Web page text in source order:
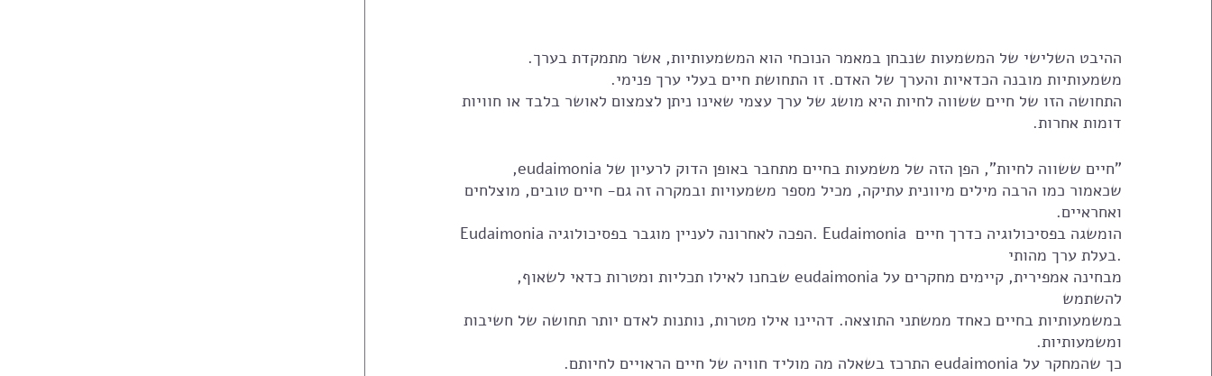
ההיבט השלישי של המשמעות שנבחן במאמר הנוכחי הוא המשמעותיות, אשר מתמקדת בערך.
משמעותיות מובנה הכדאיות והערך של האדם. זו התחושת חיים בעלי ערך פנימי.
התחושה הזו של חיים ששווה לחיות היא מושג של ערך עצמי שאינו ניתן לצמצום לאושר בלבד או חוויות
דומות אחרות.
"חיים ששווה לחיות", הפן הזה של משמעות בחיים מתחבר באופן הדוק לרעיון של eudaimonia,
שכאמור כמו הרבה מילים מיוונית עתיקה, מכיל מספר משמעויות ובמקרה זה גם- חיים טובים, מוצלחים
ואחראיים.
Eudaimonia הפכה לאחרונה לעניין מוגבר בפסיכולוגיה. Eudaimonia הומשגה בפסיכולוגיה כדרך חיים
בעלת ערך מהותי.
מבחינה אמפירית, קיימים מחקרים על eudaimonia שבחנו לאילו תכליות ומטרות כדאי לשאוף,
להשתמש
במשמעותיות בחיים כאחד ממשתני התוצאה. דהיינו אילו מטרות, נותנות לאדם יותר תחושה של חשיבות
ומשמעותיות.
כך שהמחקר על eudaimonia התרכז בשאלה מה מוליד חוויה של חיים הראויים לחיותם.